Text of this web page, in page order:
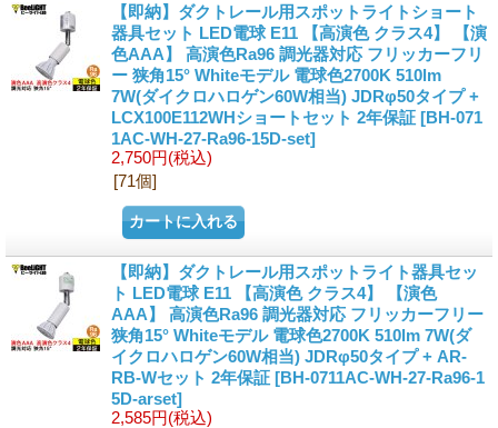
【即納】ダクトレール用スポットライトショート
器具セット LED電球 E11 【高演色 クラス4】 【演
色AAA】 高演色Ra96 調光器対応 フリッカーフリ
ー 狭角15° Whiteモデル 電球色2700K 510lm
7W(ダイクロハロゲン60W相当) JDRφ50タイプ +
LCX100E112WHショートセット 2年保証 [BH-071
1AC-WH-27-Ra96-15D-set]
2,750円(税込)
[71個]
【即納】ダクトレール用スポットライト器具セッ
ト LED電球 E11 【高演色 クラス4】 【演色
AAA】 高演色Ra96 調光器対応 フリッカーフリー
狭角15° Whiteモデル 電球色2700K 510lm 7W(ダ
イクロハロゲン60W相当) JDRφ50タイプ + AR-
RB-Wセット 2年保証 [BH-0711AC-WH-27-Ra96-1
5D-arset]
2,585円(税込)